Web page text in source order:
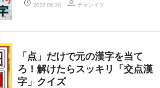
2022.06.28 チャンイケ
「点」だけで元の漢字を当て
ろ！解けたらスッキリ「交点漢
字」クイズ